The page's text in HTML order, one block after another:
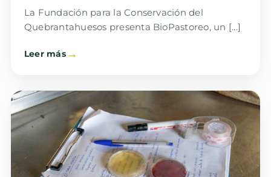
La Fundación para la Conservación del
Quebrantahuesos presenta BioPastoreo, un [...]
Leer más